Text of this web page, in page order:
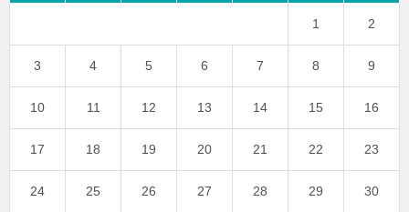
1 2
3 4 5 6 7 8 9
10 11 12 13 14 15 16
17 18 19 20 21 22 23
24 25 26 27 28 29 30